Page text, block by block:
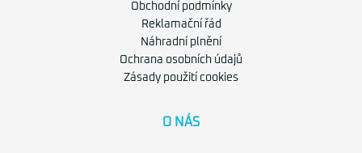
Obchodní podmínky
Reklamační řád
Náhradní plnění
Ochrana osobních údajů
Zásady použití cookies
O NÁS